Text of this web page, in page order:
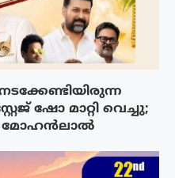
ഷോ മാറ്റി വെച്ചു;
മോഹൻലാൽ